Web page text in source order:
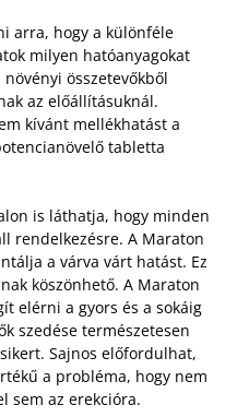
arra, hogy a különféle
milyen hatóanyagokat
összetevőkből
az előállításuknál.
kívánt mellékhatást a
tabletta
is láthatja, hogy minden
rendelkezésre. A Maraton
a várva várt hatást. Ez
köszönhető. A Maraton
elérni a gyors és a sokáig
szedése természetesen
Sajnos előfordulhat,
a probléma, hogy nem
sem az erekcióra.